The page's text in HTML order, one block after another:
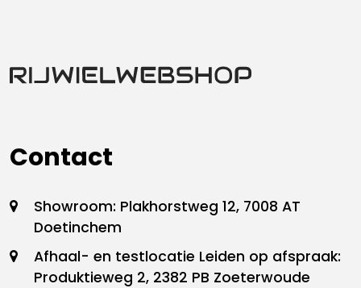
Contact
Showroom: Plakhorstweg 12, 7008 AT
Doetinchem
Afhaal- en testlocatie Leiden op afspraak:
Produktieweg 2, 2382 PB Zoeterwoude